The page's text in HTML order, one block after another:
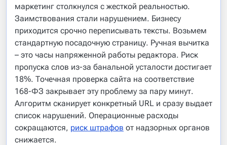
маркетинг столкнулся с жесткой реальностью.
Заимствования стали нарушением. Бизнесу
приходится срочно переписывать тексты. Возьмем
стандартную посадочную страницу. Ручная вычитка
– это часы напряженной работы редактора. Риск
пропуска слов из-за банальной усталости достигает
18%. Точечная проверка сайта на соответствие
168-ФЗ закрывает эту проблему за пару минут.
Алгоритм сканирует конкретный URL и сразу выдает
список нарушений. Операционные расходы
сокращаются, риск штрафов от надзорных органов
снижается.